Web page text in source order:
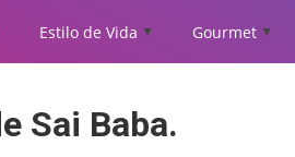
Estilo de Vida ▲ Gourmet ▲
Sai Baba.